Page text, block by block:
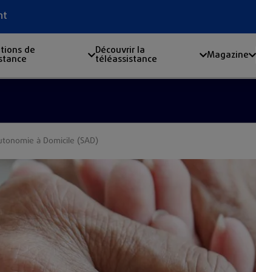
de Découvrir la
téléassistance Magazine
à Domicile (SAD)